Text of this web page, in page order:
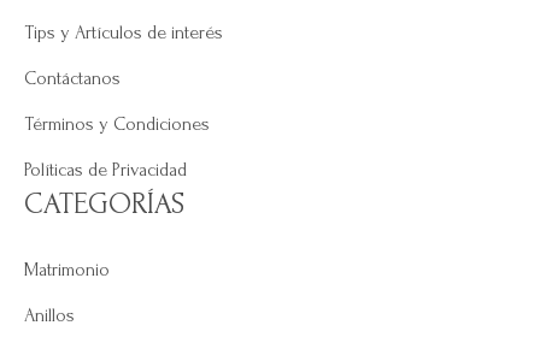
Tips y Artículos de interés
Contáctanos
Términos y Condiciones
Políticas de Privacidad
CATEGORÍAS
Matrimonio
Anillos